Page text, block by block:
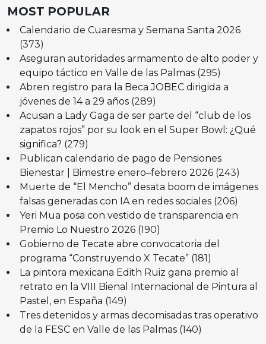
MOST POPULAR
Calendario de Cuaresma y Semana Santa 2026
(373)
Aseguran autoridades armamento de alto poder y
equipo táctico en Valle de las Palmas (295)
Abren registro para la Beca JOBEC dirigida a
jóvenes de 14 a 29 años (289)
Acusan a Lady Gaga de ser parte del “club de los
zapatos rojos” por su look en el Super Bowl: ¿Qué
significa? (279)
Publican calendario de pago de Pensiones
Bienestar | Bimestre enero–febrero 2026 (243)
Muerte de “El Mencho” desata boom de imágenes
falsas generadas con IA en redes sociales (206)
Yeri Mua posa con vestido de transparencia en
Premio Lo Nuestro 2026 (190)
Gobierno de Tecate abre convocatoria del
programa “Construyendo X Tecate” (181)
La pintora mexicana Edith Ruiz gana premio al
retrato en la VIII Bienal Internacional de Pintura al
Pastel, en España (149)
Tres detenidos y armas decomisadas tras operativo
de la FESC en Valle de las Palmas (140)